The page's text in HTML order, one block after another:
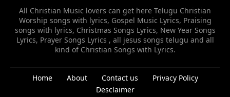
All Christian Music lovers can get here Telugu Christian
Worship songs with lyrics, Gospel Music Lyrics, Praising
songs with lyrics, Christmas Songs Lyrics, New Year Songs
Lyrics, Prayer Songs Lyrics , all jesus songs telugu and all
kind of Christian Songs with Lyrics.
Home About Contact us
Privacy Policy
Desclaimer